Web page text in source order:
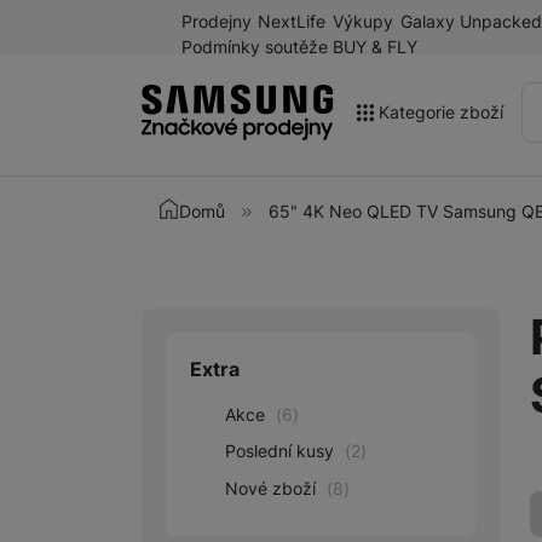
Prodejny NextLife Výkupy Galaxy Unpacked
Podmínky soutěže BUY & FLY
Kategorie zboží
Akce
Tablety
Sluchátka
Domů 65" 4K Neo QLED TV Samsung
Upřesnit
Extra
Akce (6)
Poslední kusy
(2)
Nové zboží (8)